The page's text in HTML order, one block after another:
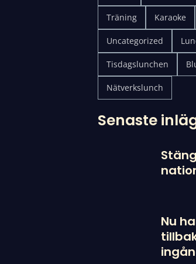
Träning Karaoke
Uncategorized
Tisdagslunchen
Nätverkslunch
Senaste
Nu